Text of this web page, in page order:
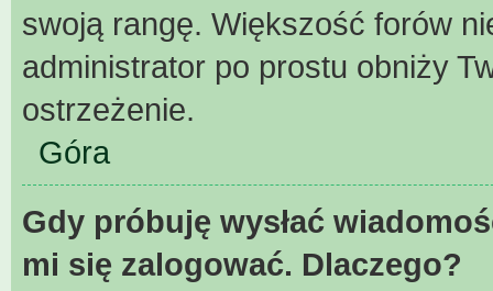
swoją rangę. Większość forów
administrator po prostu obniży
ostrzeżenie.
Góra
Gdy próbuję wysłać
mi się zalogować. Dlaczego?